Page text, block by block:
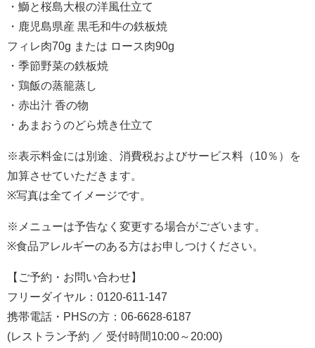
・鰤と桜島大根の洋風仕立て
・鹿児島県産 黒毛和牛の鉄板焼
フィレ肉70g または ロース肉90g
・季節野菜の鉄板焼
・鶏飯の蒸籠蒸し
・赤出汁 香の物
・あまおうのどら焼き仕立て
※表示料金には別途、消費税およびサービス料（10％）を
加算させていただきます。
※写真は全てイメージです。
※メニューは予告なく変更する場合がございます。
※食品アレルギーのある方はお申しつけください。
【ご予約・お問い合わせ】
フリーダイヤル：0120-611-147
携帯電話・PHSの方：06-6628-6187
(レストラン予約 ／ 受付時間10:00～20:00)